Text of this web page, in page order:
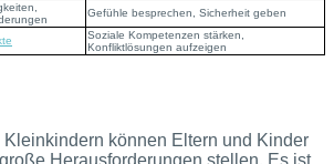
Gefühle besprechen, Sicherheit geben
Soziale Kompetenzen stärken,
Konfliktlösungen aufzeigen
können Eltern und Kinder
Herausforderungen stellen. Es ist